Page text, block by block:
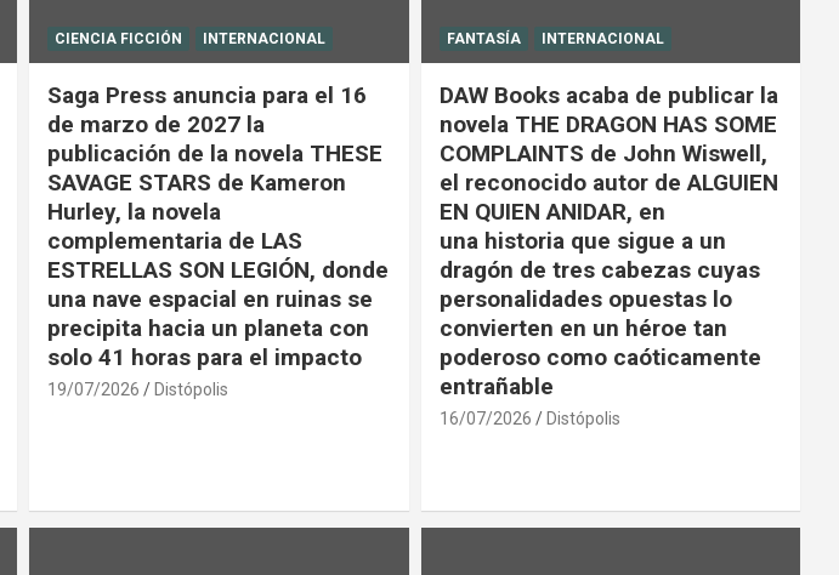
CIENCIA FICCIÓN INTERNACIONAL
Saga Press anuncia para el 16
de marzo de 2027 la
publicación de la novela THESE
SAVAGE STARS de Kameron
Hurley, la novela
complementaria de LAS
ESTRELLAS SON LEGIÓN, donde
una nave espacial en ruinas se
precipita hacia un planeta con
solo 41 horas para el impacto
19/07/2026 Distópolis
FANTASÍA INTERNACIONAL
DAW Books acaba de publicar la
novela THE DRAGON HAS SOME
COMPLAINTS de John Wiswell,
el reconocido autor de ALGUIEN
EN QUIEN ANIDAR, en
una historia que sigue a un
dragón de tres cabezas cuyas
personalidades opuestas lo
convierten en un héroe tan
poderoso como caóticamente
entrañable
16/07/2026 Distópolis